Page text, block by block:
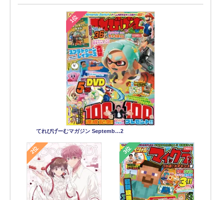
1位
てれびげーむマガジン Septemb…2
2位 3位